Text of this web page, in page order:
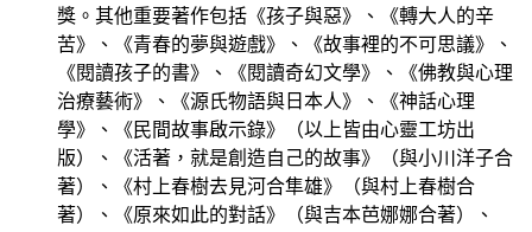
獎。其他重要著作包括《孩子與惡》、《轉大人的辛
苦》、《青春的夢與遊戲》、《故事裡的不可思議》、
《閱讀孩子的書》、《閱讀奇幻文學》、《佛教與心理
治療藝術》、《源氏物語與日本人》、《神話心理
學》、《民間故事啟示錄》（以上皆由心靈工坊出
版）、《活著，就是創造自己的故事》（與小川洋子合
著）、《村上春樹去見河合隼雄》（與村上春樹合
著）、《原來如此的對話》（與吉本芭娜娜合著）、